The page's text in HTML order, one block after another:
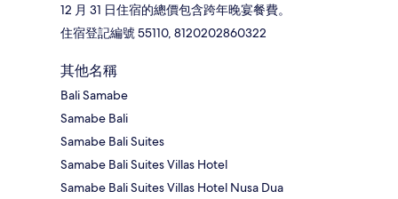
12 月 31 日住宿的總價包含跨年晚宴餐費。
住宿登記編號 55110, 8120202860322
其他名稱
Bali Samabe
Samabe Bali
Samabe Bali Suites
Samabe Bali Suites Villas Hotel
Samabe Bali Suites Villas Hotel Nusa Dua